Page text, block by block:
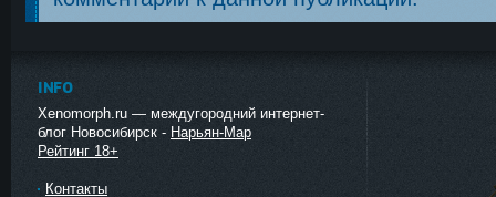
INFO
Xenomorph.ru — междугородний интернет-
блог Новосибирск - Нарьян-Мар
Рейтинг 18+
Контакты